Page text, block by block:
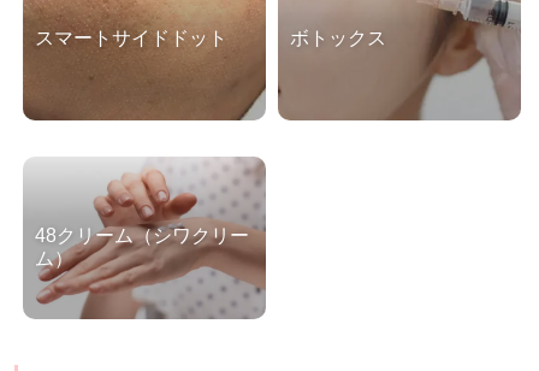
いけどレーザー治療は抵抗
感がある コラーゲンピー
ルとはTCA(トリクロロ酢
用 […]
ンのもたつきを改善した
い・目元の小ジワが気にな
る・ほうれい線を目立たな
くしたい・他人にバレずに
スマートサイドドット
Smartxide DOT（スマー
DEKA社（イタリア）のフ
ラクショナル炭酸ガスレー
ザーです。フラクショナル
レーザーは現在色々な種類
がありますが、そのうち炭
酸ガスレーザーを使 […]
ボトックス
ボトックスのご予約につい
て 額・眉間・目尻・目の
48クリーム（シワクリー
ム）
塗るだけでシワを改善でき